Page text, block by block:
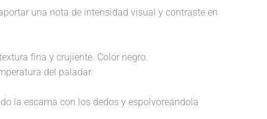
una nota de intensidad visual y contraste en
fina y crujiente. Color negro.
del paladar.
la escama con los dedos y espolvoreándola